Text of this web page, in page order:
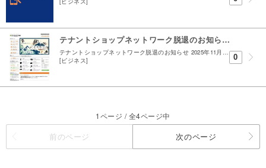
テナントショップネットワーク脱退のお知らせ
テナントショップネットワーク脱退のお知らせ 2025年11月より運用を始めましたテナントショップ浜松のサイトですが 2026年2月末日をもって運営を終了します 運営の終了に伴いテナントショップ...
[ビジネス]
0
1ページ / 全4ページ中
前のページ 次のページ